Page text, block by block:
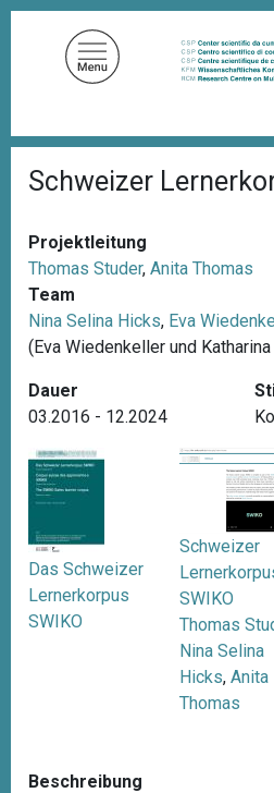
D
f
a
n
a
v
i
g
a
t
o
n
Schweizer
Projektleitung
Thomas Studer, Anita Thomas
Team
Nina Selina Hicks, Eva
(Eva Wiedenkeller und
Dauer
03.2016 - 12.2024
Das Schweizer
Lernerkorpus
SWIKO
Schweizer
SWIKO
Thomas
Nina Selina
Hicks, Anita
Thomas
Beschreibung